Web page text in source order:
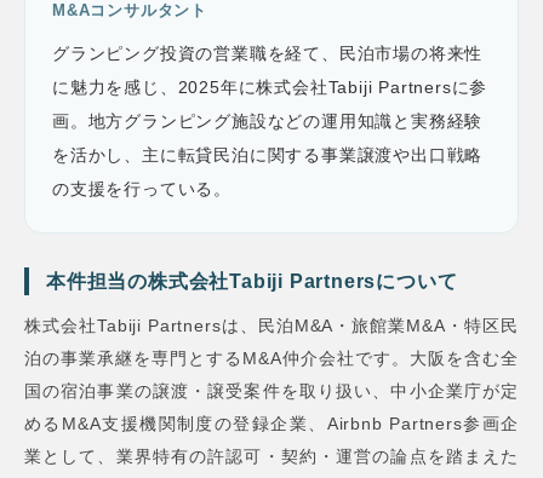
M&Aコンサルタント
グランピング投資の営業職を経て、民泊市場の将来性
に魅力を感じ、2025年に株式会社Tabiji Partnersに参
画。地方グランピング施設などの運用知識と実務経験
を活かし、主に転貸民泊に関する事業譲渡や出口戦略
の支援を行っている。
本件担当の株式会社Tabiji Partnersについて
株式会社Tabiji Partnersは、民泊M&A・旅館業M&A・特区民
泊の事業承継を専門とするM&A仲介会社です。大阪を含む全
国の宿泊事業の譲渡・譲受案件を取り扱い、中小企業庁が定
めるM&A支援機関制度の登録企業、Airbnb Partners参画企
業として、業界特有の許認可・契約・運営の論点を踏まえた